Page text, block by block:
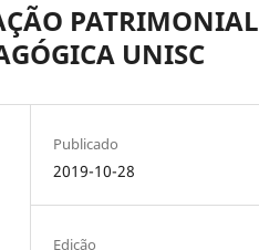
PATRIMONIAL
UNISC
Publicado
2019-10-28
Edição